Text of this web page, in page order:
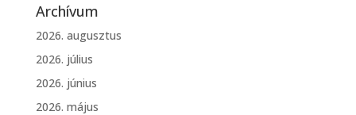
Archívum
2026. augusztus
2026. július
2026. június
2026. május